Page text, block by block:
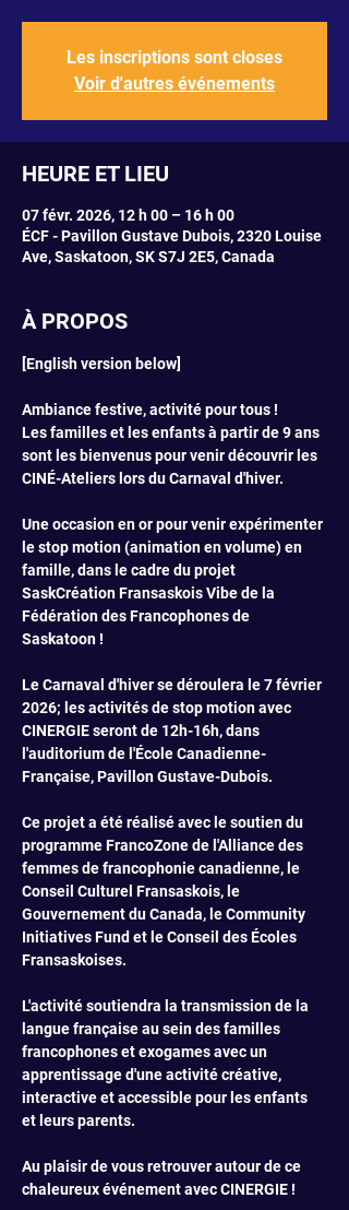
Les inscriptions sont closes
Voir d'autres événements
HEURE ET LIEU
07 févr. 2026, 12 h 00 – 16 h 00
ÉCF - Pavillon Gustave Dubois, 2320 Louise
Ave, Saskatoon, SK S7J 2E5, Canada
À PROPOS
[English version below]
Ambiance festive, activité pour tous !
Les familles et les enfants à partir de 9 ans
sont les bienvenus pour venir découvrir les
CINÉ-Ateliers lors du Carnaval d'hiver.
Une occasion en or pour venir expérimenter
le stop motion (animation en volume) en
famille, dans le cadre du projet
SaskCréation Fransaskois Vibe de la
Fédération des Francophones de
Saskatoon !
Le Carnaval d'hiver se déroulera le 7 février
2026; les activités de stop motion avec
CINERGIE seront de 12h-16h, dans
l'auditorium de l'École Canadienne-
Française, Pavillon Gustave-Dubois.
Ce projet a été réalisé avec le soutien du
programme FrancoZone de l'Alliance des
femmes de francophonie canadienne, le
Conseil Culturel Fransaskois, le
Gouvernement du Canada, le Community
Initiatives Fund et le Conseil des Écoles
Fransaskoises.
L'activité soutiendra la transmission de la
langue française au sein des familles
francophones et exogames avec un
apprentissage d'une activité créative,
interactive et accessible pour les enfants
et leurs parents.
Au plaisir de vous retrouver autour de ce
chaleureux événement avec CINERGIE !